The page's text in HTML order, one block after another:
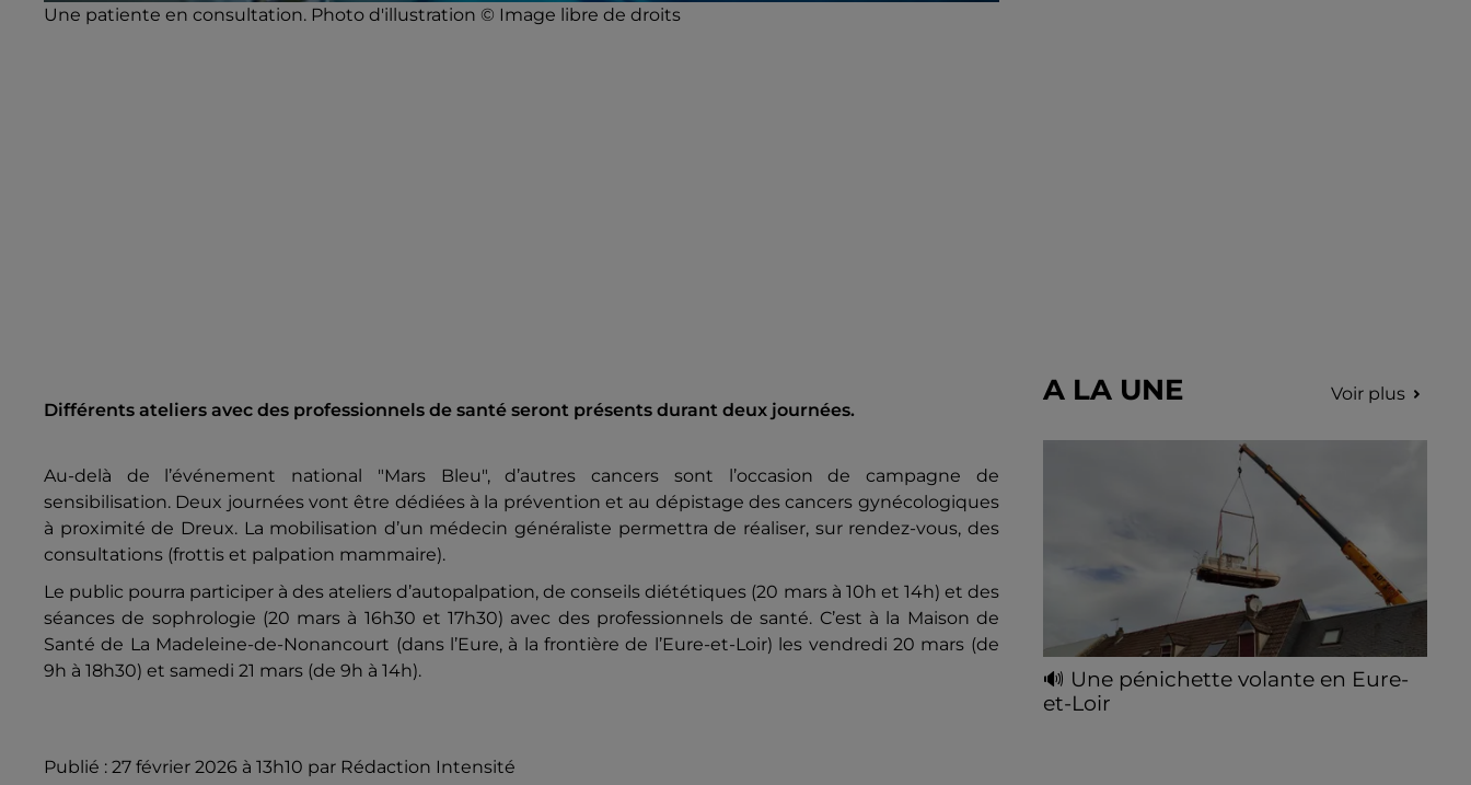
Une patiente en consultation. Photo d'illustration © Image libre de droits
Différents ateliers avec des professionnels de santé seront présents durant deux journées.
Au-delà de l’événement national "Mars Bleu", d’autres cancers sont l’occasion de campagne de
sensibilisation. Deux journées vont être dédiées à la prévention et au dépistage des cancers gynécologiques
à proximité de Dreux. La mobilisation d’un médecin généraliste permettra de réaliser, sur rendez-vous, des
consultations (frottis et palpation mammaire).
Le public pourra participer à des ateliers d’autopalpation, de conseils diététiques (20 mars à 10h et 14h) et des
séances de sophrologie (20 mars à 16h30 et 17h30) avec des professionnels de santé. C’est à la Maison de
Santé de La Madeleine-de-Nonancourt (dans l’Eure, à la frontière de l’Eure-et-Loir) les vendredi 20 mars (de
9h à 18h30) et samedi 21 mars (de 9h à 14h).
Publié : 27 février 2026 à 13h10 par Rédaction Intensité
A LA UNE Voir plus
🔊 Une pénichette volante en Eure-
et-Loir